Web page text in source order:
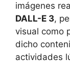
imágenes
DALL-E 3,
visual como
dicho
actividades